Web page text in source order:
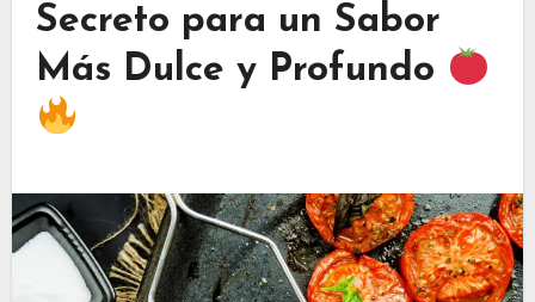
Secreto para un Sabor
Más Dulce y Profundo